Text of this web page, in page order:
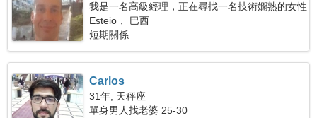
我是一名高級經理，正在尋找一名技術嫻熟的女性
Esteio， 巴西
短期關係
Carlos
31年, 天秤座
單身男人找老婆 25-30